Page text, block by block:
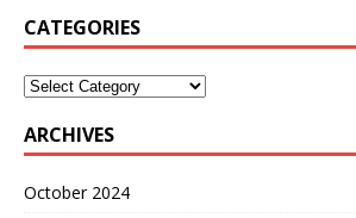
CATEGORIES
ARCHIVES
October 2024